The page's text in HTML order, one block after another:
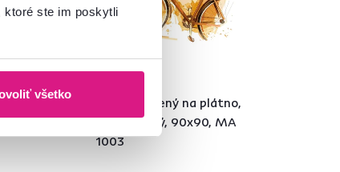
ktoré ste im poskytli
všetko
plátno,
MA
Obraz tlačený na plátno,
viacfarebný, 90x90, MA
1003